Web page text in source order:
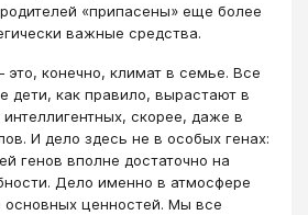
«припасены» еще более
важные средства.
конечно, климат в семье. Все
дети, как правило, вырастают в
скорее, даже в
И дело здесь не в особых генах:
генов вполне достаточно на
Дело именно в атмосфере
ценностей. Мы все